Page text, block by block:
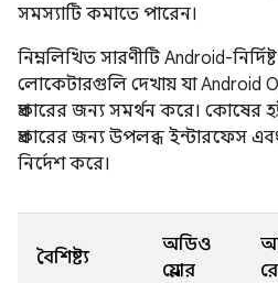
সমস্যাটি কমাতে পারেন।
নিম্নলিখিত সারণীটি Android-
লোকেটারগুলি দেখায় যা Android
প্রকারের জন্য সমর্থন করে। কোষের
প্রকারের জন্য উপলব্ধ ইন্টারফেস
নির্দেশ করে।
বৈশিষ্ট্য
অডিও
প্লেয়ার